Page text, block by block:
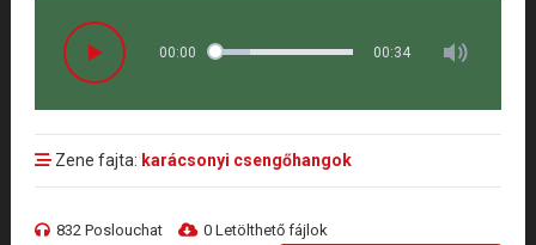
00:00 00:34
Zene fajta: karácsonyi csengőhangok
832 Poslouchat 0 Letölthető fájlok